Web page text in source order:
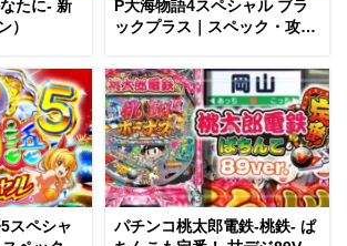
たに- 新
）
P大海物語4スペシャル ブラ
ックプラス｜スペック・攻略
スペシャ
パチンコ桃太郎電鉄-桃鉄- ぱ